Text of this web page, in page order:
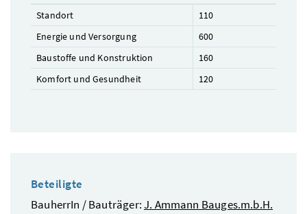
Standort
110
Energie und Versorgung
600
Baustoffe und Konstruktion
160
Komfort und Gesundheit
120
Beteiligte
BauherrIn / Bauträger:J. Ammann Bauges.m.b.H.